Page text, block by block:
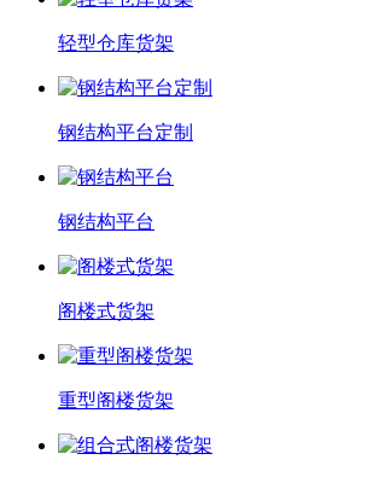
轻型仓库货架
钢结构平台定制
钢结构平台
阁楼式货架
重型阁楼货架